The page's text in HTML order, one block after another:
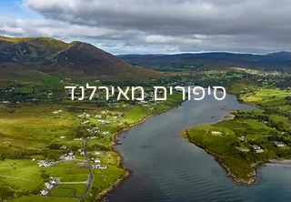
סיפורים מאירלנד